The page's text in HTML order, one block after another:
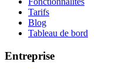
Tarifs
Blog
Tableau de bord
Entreprise